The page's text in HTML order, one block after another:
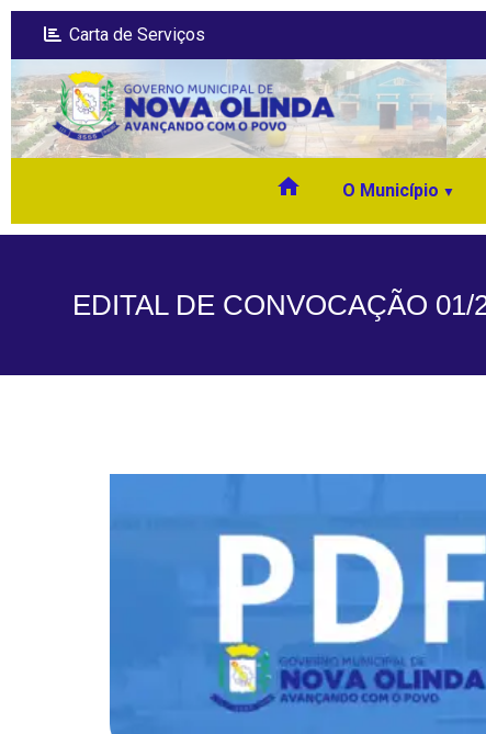
Carta de Serviços
home O Município
EDITAL DE CONVOCAÇÃO